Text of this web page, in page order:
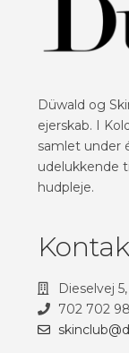
Düwald og
ejerskab. I
samlet under
udelukkende
hudpleje.
Dieselvej
702 702 98